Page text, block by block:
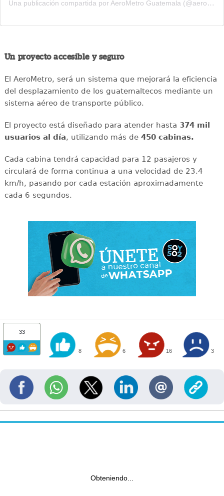
Una publicación compartida por AeroMetro Guatemala (@aerometrogt)
Un proyecto accesible y seguro
El AeroMetro, será un sistema que mejorará la eficiencia
del desplazamiento de los guatemaltecos mediante un
sistema aéreo de transporte público.
El proyecto está diseñado para atender hasta 374 mil
usuarios al día, utilizando más de 450 cabinas.
Cada cabina tendrá capacidad para 12 pasajeros y
circulará de forma continua a una velocidad de 23.4
km/h, pasando por cada estación aproximadamente
cada 6 segundos.
33
8 6 16 3
Obteniendo...